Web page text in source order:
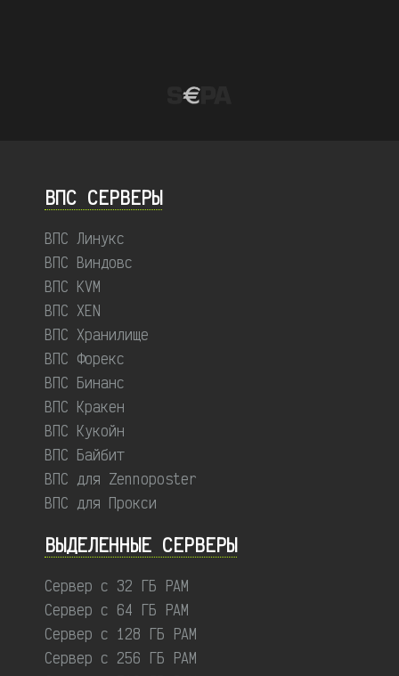
ВПС СЕРВЕРЫ
ВПС Линукс
ВПС Виндовс
ВПС KVM
ВПС XEN
ВПС Хранилище
ВПС Форекс
ВПС Бинанс
ВПС Кракен
ВПС Кукойн
ВПС Байбит
ВПС для Zennoposter
ВПС для Прокси
ВЫДЕЛЕННЫЕ CЕРВЕРЫ
Сервер с 32 ГБ РАМ
Сервер с 64 ГБ РАМ
Сервер с 128 ГБ РАМ
Сервер с 256 ГБ РАМ